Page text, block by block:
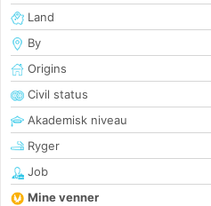
Land
By
Origins
Civil status
Akademisk niveau
Ryger
Job
Mine venner